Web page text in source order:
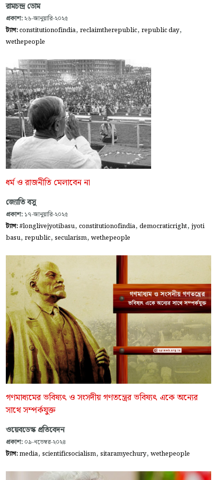
রামচন্দ্র ডোম
প্রকাশ: ২৬-জানুয়ারি-২০২৫
ট্যাগ:constitutionofindia, reclaimtherepublic, republic day,
wethepeople
ধর্ম ও রাজনীতি মেলাবেন না
জ্যোতি বসু
প্রকাশ: ১৭-জানুয়ারি-২০২৫
ট্যাগ:#longlivejyotibasu, constitutionofindia, democraticright, jyoti
basu, republic, secularism, wethepeople
গণমাধ্যমের ভবিষ্যৎ ও সংসদীয় গণতন্ত্রের ভবিষ্যৎ একে অন্যের
সাথে সম্পর্কযুক্ত
ওয়েবডেস্ক প্রতিবেদন
প্রকাশ: ০৯-নভেম্বর-২০২৪
ট্যাগ:media, scientificsocialism, sitaramyechury, wethepeople